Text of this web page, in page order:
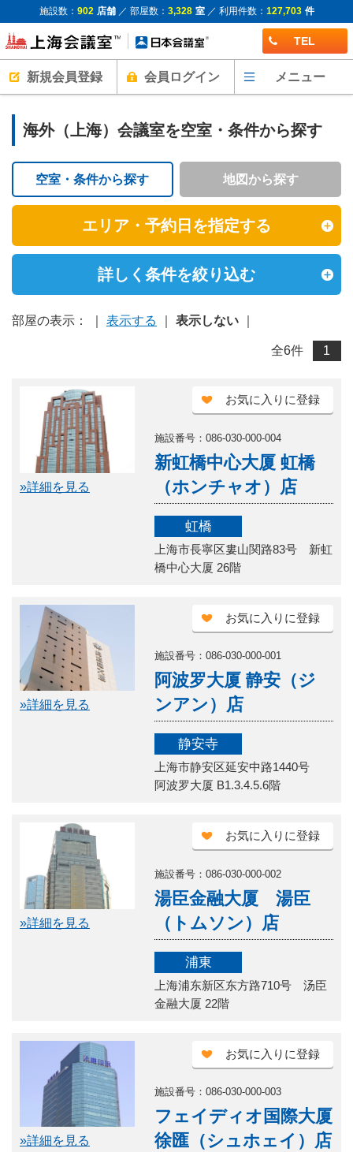
施設数： 902 店舗／ 部屋数： 3,328 室／ 利用件数： 127,703 件
TEL
新規会員登録 会員ログイン メニュー
海外（上海）会議室を空室・条件から探す
空室・条件から探す 地図から探す
エリア・予約日を指定する
詳しく条件を絞り込む
部屋の表示： ｜ 表示する 表示しない
全6件 1
»詳細を見る
施設番号：086-030-000-004
お気に入りに登録
新虹橋中心大厦 虹橋
（ホンチャオ）店
虹橋
上海市長寧区婁山関路83号 新虹
橋中心大厦 26階
»詳細を見る
施設番号：086-030-000-001
お気に入りに登録
阿波罗大厦 静安（ジ
ンアン）店
静安寺
上海市静安区延安中路1440号
阿波罗大厦 B1.3.4.5.6階
»詳細を見る
施設番号：086-030-000-002
お気に入りに登録
湯臣金融大厦 湯臣
（トムソン）店
浦東
上海浦东新区东方路710号 汤臣
金融大厦 22階
»詳細を見る
施設番号：086-030-000-003
お気に入りに登録
フェイディオ国際大厦
徐匯（シュホェイ）店